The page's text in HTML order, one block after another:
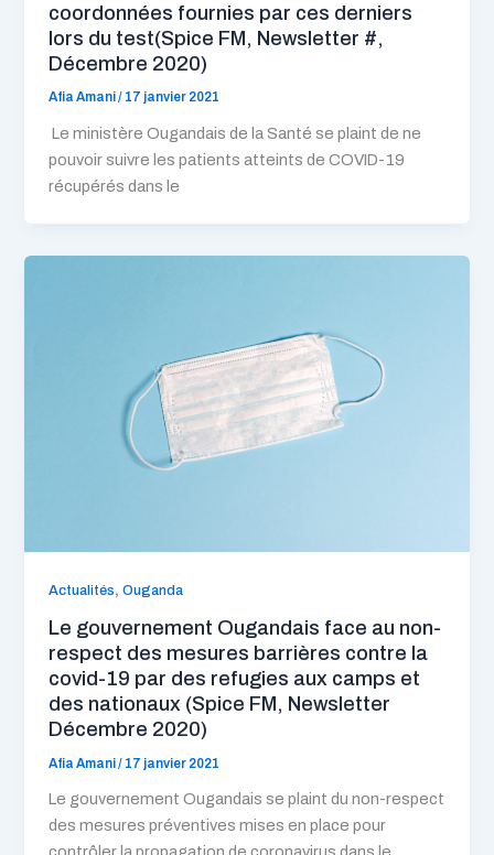
coordonnées fournies par ces derniers
lors du test(Spice FM, Newsletter #,
Décembre 2020)
Afia Amani/ 17 janvier 2021
Le ministère Ougandais de la Santé se plaint de ne
pouvoir suivre les patients atteints de COVID-19
récupérés dans le
Actualités,Ouganda
Le gouvernement Ougandais face au non-
respect des mesures barrières contre la
covid-19 par des refugies aux camps et
des nationaux (Spice FM, Newsletter
Décembre 2020)
Afia Amani/ 17 janvier 2021
Le gouvernement Ougandais se plaint du non-respect
des mesures préventives mises en place pour